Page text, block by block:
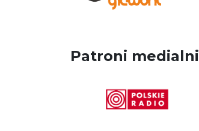
Patroni medialni